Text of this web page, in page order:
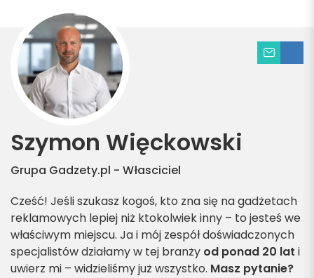
Szymon Więckowski
Grupa Gadzety.pl - Własciciel
Cześć! Jeśli szukasz kogoś, kto zna się na gadżetach
reklamowych lepiej niż ktokolwiek inny – to jesteś we
właściwym miejscu. Ja i mój zespół doświadczonych
specjalistów działamy w tej branży od ponad 20 lat i
uwierz mi – widzieliśmy już wszystko. Masz pytanie?